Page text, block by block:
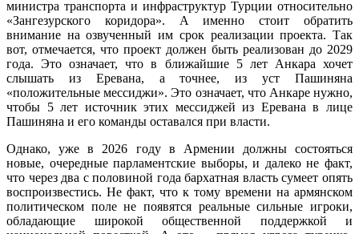
министра транспорта и инфраструктур Турции относительно
«Зангезурского коридора». А именно стоит обратить
внимание на озвученный им срок реализации проекта. Так
вот, отмечается, что проект должен быть реализован до 2029
года. Это означает, что в ближайшие 5 лет Анкара хочет
слышать из Еревана, а точнее, из уст Пашиняна
«положительные мессиджи». Это означает, что Анкаре нужно,
чтобы 5 лет источник этих мессиджей из Еревана в лице
Пашиняна и его команды оставался при власти.
Однако, уже в 2026 году в Армении должны состояться
новые, очередные парламентские выборы, и далеко не факт,
что через два с половиной года бархатная власть сумеет опять
воспроизвестись. Не факт, что к тому времени на армянском
политическом поле не появятся реальные сильные игроки,
обладающие широкой общественной поддержкой и